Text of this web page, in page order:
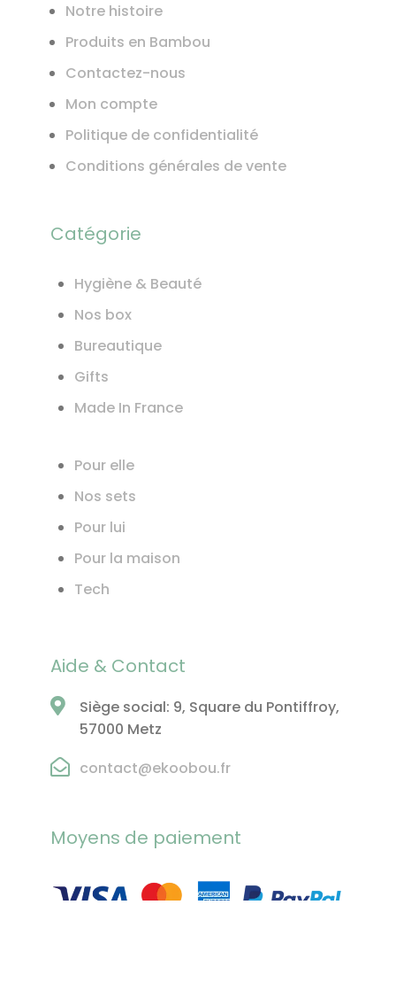
Notre histoire
Produits en Bambou
Contactez-nous
Mon compte
Politique de confidentialité
Conditions générales de vente
Catégorie
Hygiène & Beauté
Nos box
Bureautique
Gifts
Made In France
Pour elle
Nos sets
Pour lui
Pour la maison
Tech
Aide & Contact
Siège social: 9, Square du Pontiffroy,
57000 Metz
contact@ekoobou.fr
Moyens de paiement